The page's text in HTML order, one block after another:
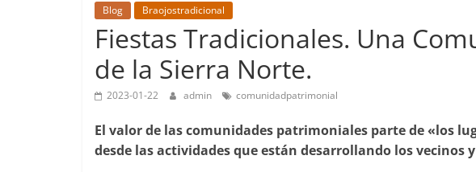
Blog Braojostradicional
Fiestas Tradicionales. Una
de la Sierra Norte.
2023-01-22 admin comunidadpatrimonial
El valor de las comunidades patrimoniales parte de «los
desde las actividades que están desarrollando los vecinos